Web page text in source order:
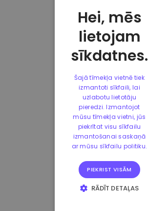
Hei, mēs
lietojam
sīkdatnes.
Šajā tīmekļa vietnē tiek
izmantoti sīkfaili, lai
uzlabotu lietotāju
pieredzi. Izmantojot
mūsu tīmekļa vietni, jūs
piekrītat visu sīkfailu
izmantošanai saskaņā
ar mūsu sīkfailu politiku.
PIEKRIST VISĀM
RĀDĪT DETAĻAS